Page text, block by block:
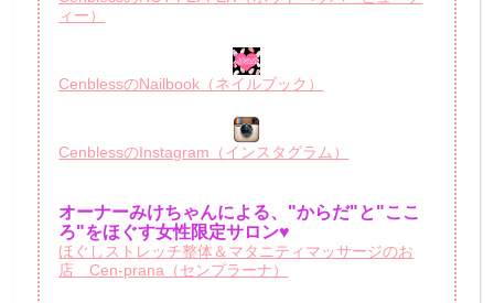
ィー）
CenblessのNailbook（ネイルブック）
CenblessのInstagram（インスタグラム）
オーナーみけちゃんによる、"からだ"と"ここ
ろ"をほぐす女性限定サロン♥
ほぐしストレッチ整体＆マタニティマッサージのお
店 Cen-prana（センプラーナ）